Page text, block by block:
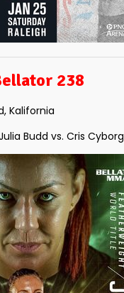
238
Kalifornia
Budd vs. Cris Cyborg